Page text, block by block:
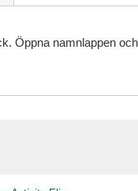
Öppna namnlappen